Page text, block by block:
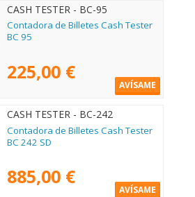
CASH TESTER - BC-95
Contadora de Billetes Cash Tester
BC 95
225,00 €
AVÍSAME
CASH TESTER - BC-242
Contadora de Billetes Cash Tester
BC 242 SD
885,00 €
AVÍSAME